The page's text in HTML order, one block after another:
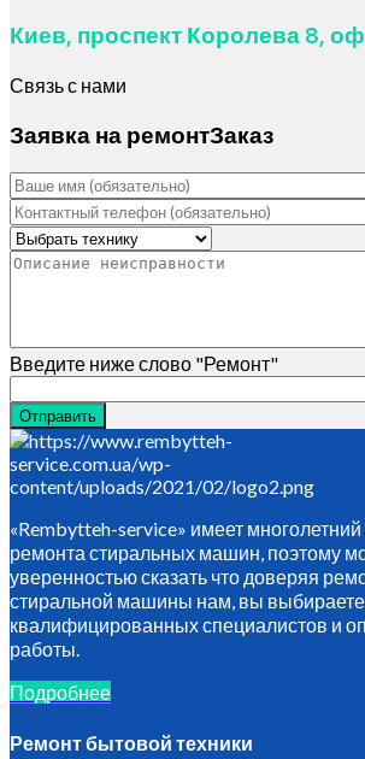
Киев, проспект Королева 8,
Связь с нами
Заявка на ремонтЗаказ
Введите ниже слово "Ремонт"
«Rembytteh-service» имеет
ремонта стиральных машин, поэтому
уверенностью сказать что доверяя
стиральной машины нам, вы выбираете
квалифицированных специалистов и
работы.
Подробнее
Ремонт бытовой техники